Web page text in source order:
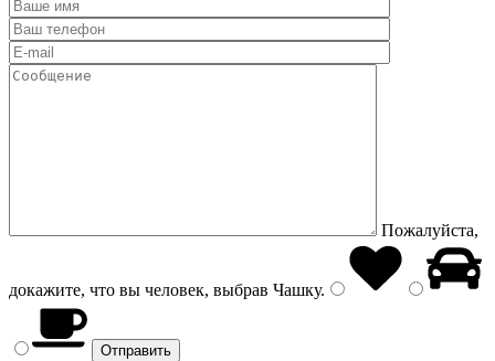
Пожалуйста,
докажите, что вы человек, выбрав Чашку.